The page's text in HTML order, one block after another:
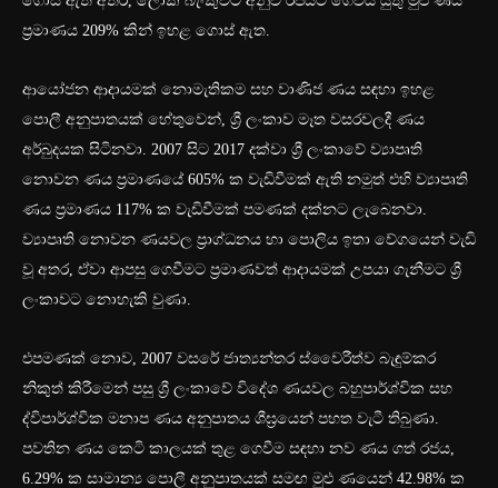
ප්‍රමාණය 209% කින් ඉහළ ගොස් ඇත.
ආයෝජන ආදායමක් නොමැතිකම සහ වාණිජ ණය සඳහා ඉහළ
පොලී අනුපාතයක් හේතුවෙන්, ශ්‍රී ලංකාව මෑත වසරවලදී ණය
අර්බුදයක සිටිනවා. 2007 සිට 2017 දක්වා ශ්‍රී ලංකාවේ ව්‍යාපෘති
නොවන ණය ප්‍රමාණයේ 605% ක වැඩිවීමක් ඇති නමුත් එහි ව්‍යාපෘති
ණය ප්‍රමාණය 117% ක වැඩිවීමක් පමණක් දක්නට ලැබෙනවා.
ව්‍යාපෘති නොවන ණයවල ප්‍රාග්ධනය හා පොලිය ඉතා වේගයෙන් වැඩි
වූ අතර, ඒවා ආපසු ගෙවීමට ප්‍රමාණවත් ආදායමක් උපයා ගැනීමට ශ්‍රී
ලංකාවට නොහැකි වුණා.
එපමණක් නොව, 2007 වසරේ ජාත්‍යන්තර ස්වෛරීත්ව බැඳුම්කර
නිකුත් කිරීමෙන් පසු ශ්‍රී ලංකාවේ විදේශ ණයවල බහුපාර්ශ්වික සහ
ද්විපාර්ශ්වික මනාප ණය අනුපාතය ශීඝ්‍රයෙන් පහත වැටී තිබුණා.
පවතින ණය කෙටි කාලයක් තුළ ගෙවීම සඳහා නව ණය ගත් රජය,
6.29% ක සාමාන්‍ය පොලී අනුපාතයක් සමඟ මුළු ණයෙන් 42.98% ක